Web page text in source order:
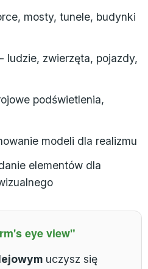
mosty, tunele, budynki
- ludzie, zwierzęta, pojazdy,
podświetlenia,
modeli dla realizmu
elementów dla
eye view"
uczysz się